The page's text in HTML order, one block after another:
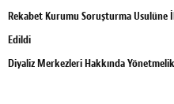
Rekabet Kurumu Soruşturma Usulüne
Edildi
Diyaliz Merkezleri Hakkında Yönetmelik